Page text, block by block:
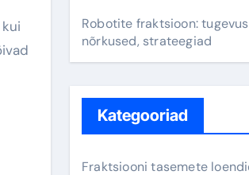
Robotite fraktsioon:
nõrkused, strateegiad
Kategooriad
Fraktsiooni tasemete